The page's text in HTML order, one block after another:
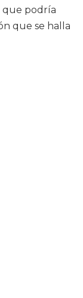
que podría
que se halla